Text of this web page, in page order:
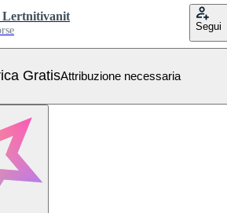
Lertnitivanit
Segui
GratisAttribuzione necessaria